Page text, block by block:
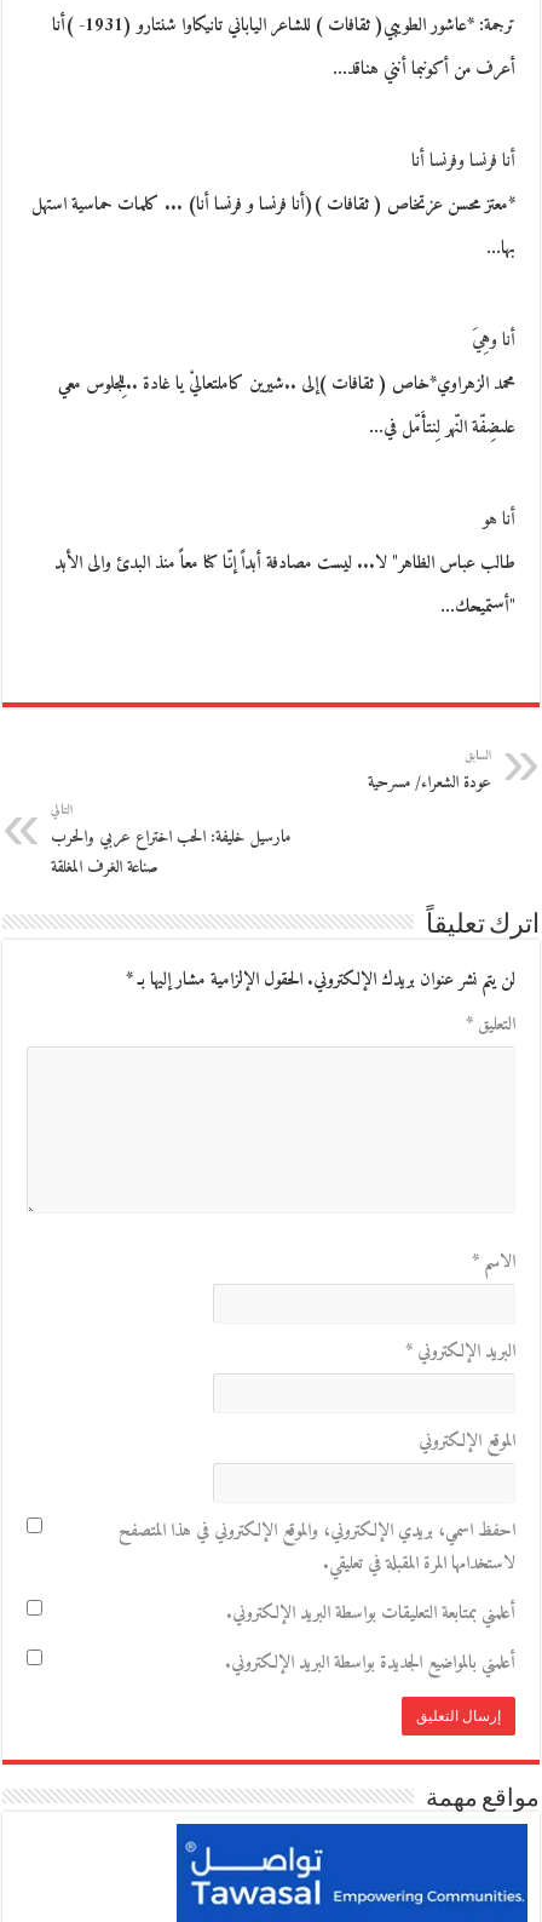
ترجمة: *عاشور الطويبي( ثقافات ) للشاعر الياباني تانيكاوا شنتارو (1931- )أنا
أعرف من أكونبما أنني هناقد…
أنا فرنسا وفرنسا أنا
*معتز محسن عزتخاص ( ثقافات )(أنا فرنسا و فرنسا أنا) ... كلمات حماسية استهل
بها…
أنا وهِيَ
محمد الزهراوي*خاص ( ثقافات )إلى ..شيرين كاملتعاليْ يا غادة ..لِلجلوس معي
علىضِفّة النّهر لِنتأَمّل في…
أنا هو
طالب عباس الظاهر" لا... ليست مصادفة أبداً إنّا كنا معاً منذ البدئ والى الأبد
"أستميحك…
السابق
عودة الشعراء/ مسرحية
التالي
مارسيل خليفة: الحب اختراع عربي والحرب
صناعة الغرف المغلقة
اترك تعليقاً
لن يتم نشر عنوان بريدك الإلكتروني.الحقول الإلزامية مشار إليها بـ*
التعليق*
الاسم*
البريد الإلكتروني*
الموقع الإلكتروني
احفظ اسمي، بريدي الإلكتروني، والموقع الإلكتروني في هذا المتصفح
لاستخدامها المرة المقبلة في تعليقي.
أعلمني بمتابعة التعليقات بواسطة البريد الإلكتروني.
أعلمني بالمواضيع الجديدة بواسطة البريد الإلكتروني.
مواقع مهمة